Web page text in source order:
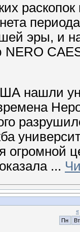
эры, и
нашли
огромной
...
«
Пн
Вт